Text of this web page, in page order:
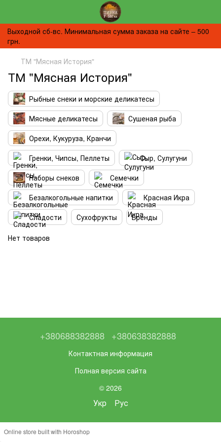
Выходной сб-вс. Минимальная сумма заказа на сайте – 500
грн.
ТМ "Мясная История"
ТМ "Мясная История"
Рыбные снеки и морские деликатесы
Мясные деликатесы
Сушеная рыба
Орехи, Кукуруза, Кранчи
Гренки, Чипсы, Пеллеты
Сыр, Сулугуни
Наборы снеков
Семечки
Безалкогольные напитки
Красная Икра
Сладости
Сухофрукты Бренды
Нет товаров
+380688382888 +380638382888
Контактная информация
Полная версия сайта
© 2026
Укр Рус
Online store built with Horoshop